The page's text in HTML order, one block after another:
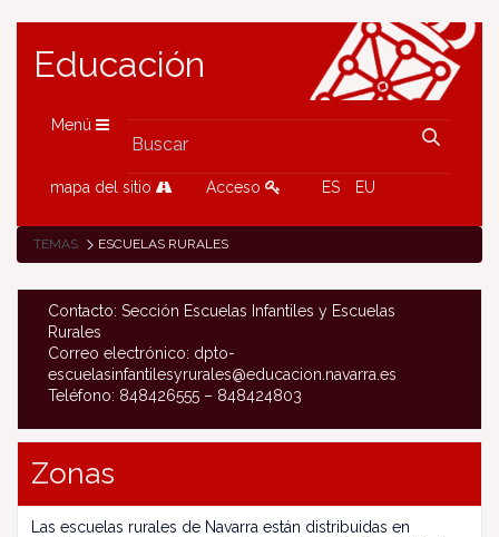
Educación
Menú
mapa del sitio Acceso ES EU
TEMAS ESCUELAS RURALES
Contacto: Sección Escuelas Infantiles y Escuelas
Rurales
Correo electrónico: dpto-
escuelasinfantilesyrurales@educacion.navarra.es
Teléfono: 848426555 – 848424803
Zonas
Las escuelas rurales de Navarra están distribuidas en